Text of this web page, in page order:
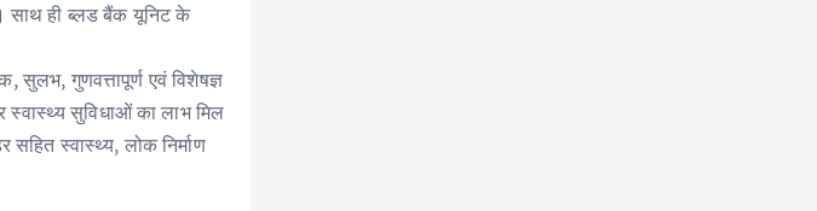
साथ ही ब्लड बैंक यूनिट के
गुणवत्तापूर्ण एवं विशेषज्ञ
सुविधाओं का लाभ मिल
स्वास्थ्य, लोक निर्माण